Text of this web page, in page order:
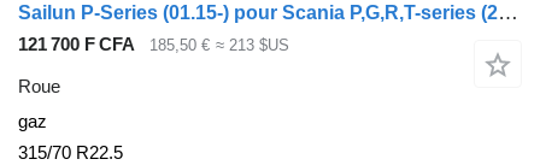
Sailun P-Series (01.15-) pour Scania P,G,R,T-series (2004-2017)
121 700 F CFA 185,50 € ≈ 213 $US
Roue
gaz
315/70 R22.5